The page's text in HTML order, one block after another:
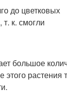
до цветковых
к. смогли
большое
растения